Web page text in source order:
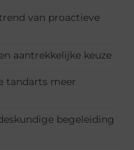
van proactieve
aantrekkelijke keuze
tandarts meer
begeleiding